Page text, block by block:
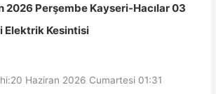
2026 Perşembe Kayseri-Hacılar 03
Elektrik Kesintisi
Haziran 2026 Cumartesi 01:31